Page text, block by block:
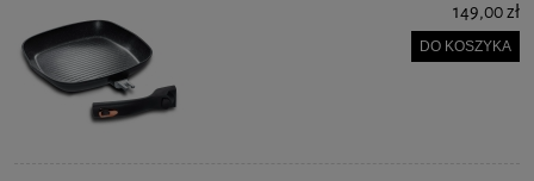
149,00 zł
DO KOSZYKA